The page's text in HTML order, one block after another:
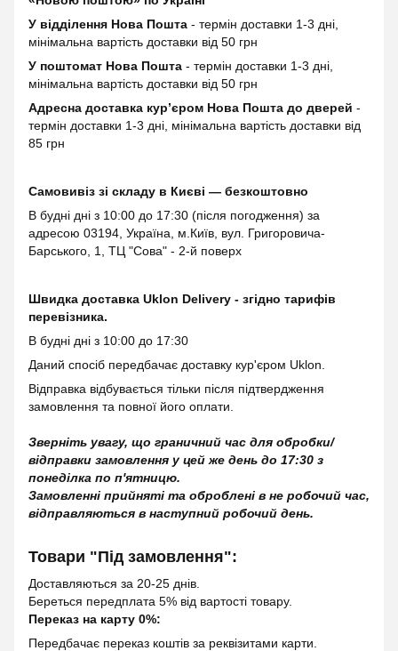
У відділення Нова Пошта - термін доставки 1-3 дні,
мінімальна вартість доставки від 50 грн
У поштомат Нова Пошта - термін доставки 1-3 дні,
мінімальна вартість доставки від 50 грн
Адресна доставка курʼєром Нова Пошта до дверей -
термін доставки 1-3 дні, мінімальна вартість доставки від
85 грн
Самовивіз зі складу в Києві — безкоштовно
В будні дні з 10:00 до 17:30 (після погодження) за
адресою 03194, Україна, м.Київ, вул. Григоровича-
Барського, 1, ТЦ "Сова" - 2-й поверх
Швидка доставка Uklon Delivery - згідно тарифів
перевізника.
В будні дні з 10:00 до 17:30
Даний спосіб передбачає доставку кур'єром Uklon.
Відправка відбувається тільки після підтвердження
замовлення та повної його оплати.
Зверніть увагу, що граничний час для обробки/
відправки замовлення у цей же день до 17:30 з
понеділка по п'ятницю.
Замовленні прийняті та оброблені в не робочий час,
відправляються в наступний робочий день.
Товари "Під замовлення":
Доставляються за 20-25 днів.
Береться передплата 5% від вартості товару.
Переказ на карту 0%:
Передбачає переказ коштів за реквізитами карти.